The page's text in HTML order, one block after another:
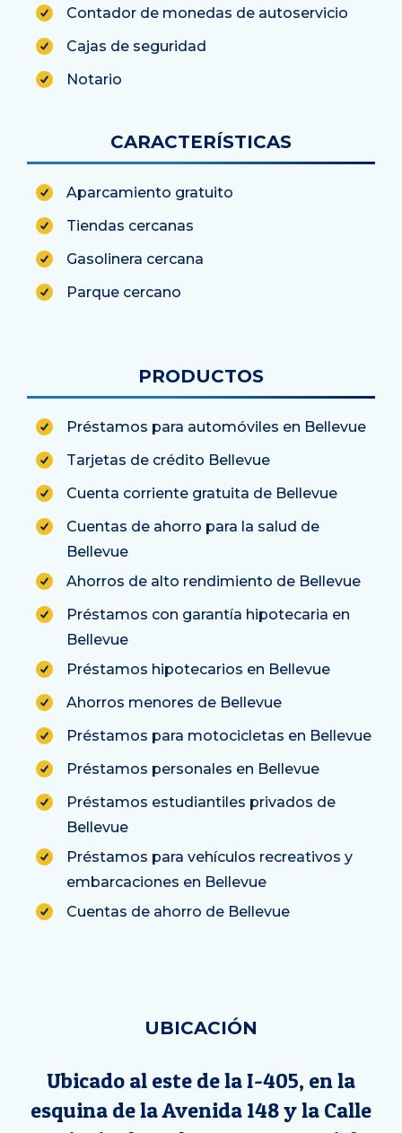
Contador de monedas de autoservicio
Cajas de seguridad
Notario
CARACTERÍSTICAS
Aparcamiento gratuito
Tiendas cercanas
Gasolinera cercana
Parque cercano
PRODUCTOS
Préstamos para automóviles en Bellevue
Tarjetas de crédito Bellevue
Cuenta corriente gratuita de Bellevue
Cuentas de ahorro para la salud de
Bellevue
Ahorros de alto rendimiento de Bellevue
Préstamos con garantía hipotecaria en
Bellevue
Préstamos hipotecarios en Bellevue
Ahorros menores de Bellevue
Préstamos para motocicletas en Bellevue
Préstamos personales en Bellevue
Préstamos estudiantiles privados de
Bellevue
Préstamos para vehículos recreativos y
embarcaciones en Bellevue
Cuentas de ahorro de Bellevue
UBICACIÓN
Ubicado al este de la I-405, en la
esquina de la Avenida 148 y la Calle